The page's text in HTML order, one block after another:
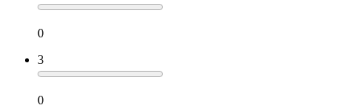
0
3
0